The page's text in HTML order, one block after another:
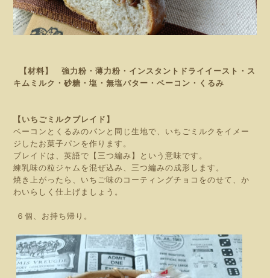
【材料】 強力粉・薄力粉・インスタントドライイースト・ス
キムミルク・砂糖・塩・無塩バター・ベーコン ・くるみ
【いちごミルクブレイド】
ベーコンとくるみのパンと同じ生地で、いちごミルクをイメー
ジしたお菓子パンを作ります。
ブレイドは、英語で【三つ編み】という意味です。
練乳味の粒ジャムを混ぜ込み、三つ編みの成形します。
焼き上がったら、いちご味のコーティングチョコをのせて、か
わいらしく仕上げましょう。
６ 個、お持ち帰り。